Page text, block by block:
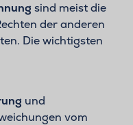
sind meist die
der anderen
Die wichtigsten
und
vom